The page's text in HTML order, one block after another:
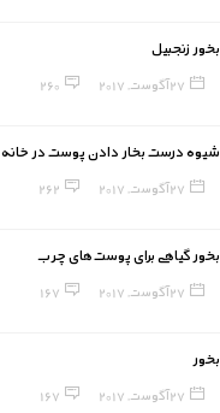
بخور زنجبیل
27 آگوست, 2017 260
شیوه درست بخار دادن پوست در خانه
27 آگوست, 2017 262
بخور گیاهی برای پوست‌های چرب
27 آگوست, 2017 167
بخور
27 آگوست, 2017 167